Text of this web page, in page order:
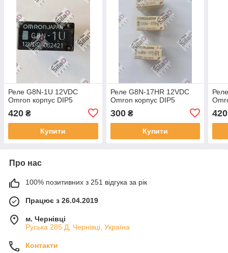
Реле G8N-1U 12VDC
Omron корпус DIP5
420 ₴
Купити
Реле G8N-17HR 12VDC
Omron корпус DIP5
300₴
Купити
420
Про нас
100% позитивних з 251 відгука за рік
Працює з 26.04.2019
м. Чернівці
Руська 285 Д, Чернівці, Україна
Контакти